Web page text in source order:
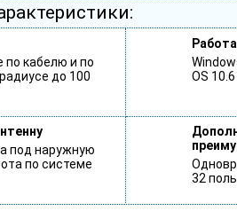
по кабелю и по
до 100
OS
под наружную
по системе
32